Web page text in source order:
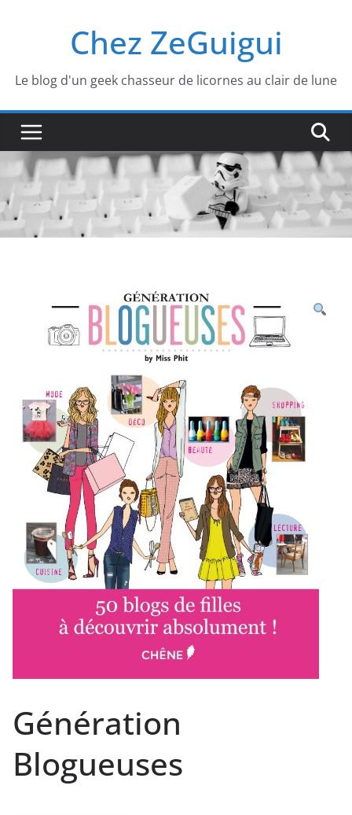
Chez ZeGuigui
Le blog d'un geek chasseur de licornes au clair de lune
Génération
Blogueuses